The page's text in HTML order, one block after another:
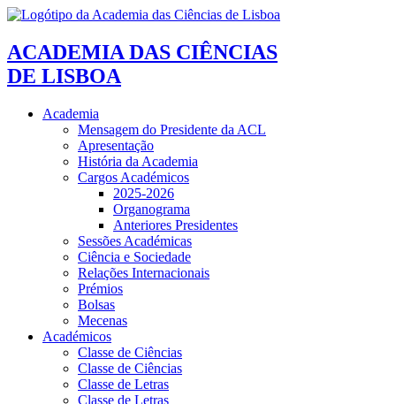
ACADEMIA DAS CIÊNCIAS
DE LISBOA
Academia
Mensagem do Presidente da ACL
Apresentação
História da Academia
Cargos Académicos
2025-2026
Organograma
Anteriores Presidentes
Sessões Académicas
Ciência e Sociedade
Relações Internacionais
Prémios
Bolsas
Mecenas
Académicos
Classe de Ciências
Classe de Ciências
Classe de Letras
Classe de Letras